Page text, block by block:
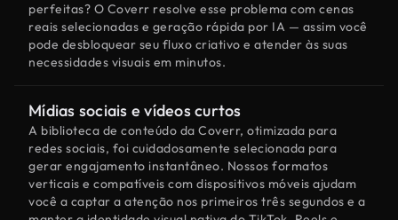
perfeitas? O Coverr resolve esse problema com cenas
reais selecionadas e geração rápida por IA — assim você
pode desbloquear seu fluxo criativo e atender às suas
necessidades visuais em minutos.
Mídias sociais e vídeos curtos
A biblioteca de conteúdo da Coverr, otimizada para
redes sociais, foi cuidadosamente selecionada para
gerar engajamento instantâneo. Nossos formatos
verticais e compatíveis com dispositivos móveis ajudam
você a captar a atenção nos primeiros três segundos e a